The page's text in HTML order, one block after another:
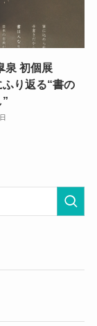
泉 初個展
ふり返る“書の